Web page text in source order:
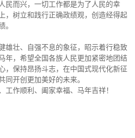
民而兴，一切工作都是为了人民的幸
，树立和践行正确政绩观，创造经得起
。
雄壮、自强不息的象征，昭示着行稳致
年，希望全国各族人民更加紧密地团结
，保持昂扬斗志，在中国式现代化新征
同开创更加美好的未来。
工作顺利、阖家幸福、马年吉祥！